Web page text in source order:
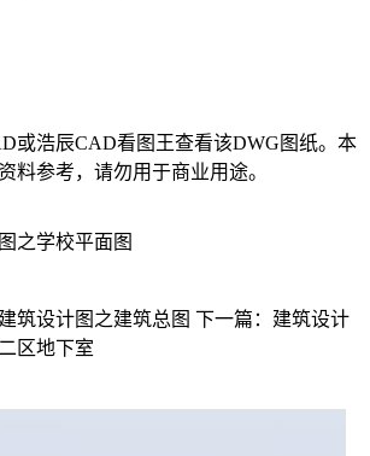
或浩辰CAD看图王查看该DWG 图纸。本
料参考，请勿用于商业用途。
之学校平面图
筑设计图之建筑总图 下一篇：建筑设计
区地下室